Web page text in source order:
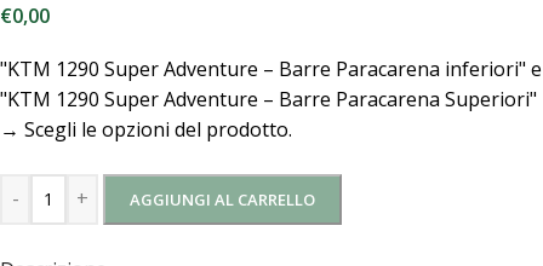
€0,00
"KTM 1290 Super Adventure – Barre Paracarena inferiori" e
"KTM 1290 Super Adventure – Barre Paracarena Superiori"
→ Scegli le opzioni del prodotto.
- + AGGIUNGI AL CARRELLO